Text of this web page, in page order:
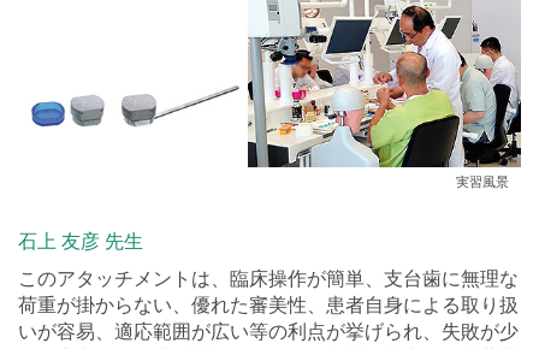
実習風景
石上 友彦 先生
このアタッチメントは、臨床操作が簡単、支台歯に無理な
荷重が掛からない、優れた審美性、患者自身による取り扱
いが容易、適応範囲が広い等の利点が挙げられ、失敗が少